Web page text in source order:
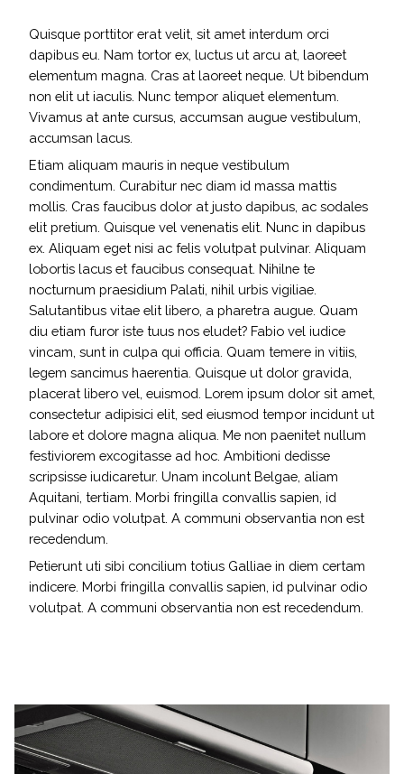
Quisque porttitor erat velit, sit amet interdum orci
dapibus eu. Nam tortor ex, luctus ut arcu at, laoreet
elementum magna. Cras at laoreet neque. Ut bibendum
non elit ut iaculis. Nunc tempor aliquet elementum.
Vivamus at ante cursus, accumsan augue vestibulum,
accumsan lacus.
Etiam aliquam mauris in neque vestibulum
condimentum. Curabitur nec diam id massa mattis
mollis. Cras faucibus dolor at justo dapibus, ac sodales
elit pretium. Quisque vel venenatis elit. Nunc in dapibus
ex. Aliquam eget nisi ac felis volutpat pulvinar. Aliquam
lobortis lacus et faucibus consequat. Nihilne te
nocturnum praesidium Palati, nihil urbis vigiliae.
Salutantibus vitae elit libero, a pharetra augue. Quam
diu etiam furor iste tuus nos eludet? Fabio vel iudice
vincam, sunt in culpa qui officia. Quam temere in vitiis,
legem sancimus haerentia. Quisque ut dolor gravida,
placerat libero vel, euismod. Lorem ipsum dolor sit amet,
consectetur adipisici elit, sed eiusmod tempor incidunt ut
labore et dolore magna aliqua. Me non paenitet nullum
festiviorem excogitasse ad hoc. Ambitioni dedisse
scripsisse iudicaretur. Unam incolunt Belgae, aliam
Aquitani, tertiam. Morbi fringilla convallis sapien, id
pulvinar odio volutpat. A communi observantia non est
recedendum.
Petierunt uti sibi concilium totius Galliae in diem certam
indicere. Morbi fringilla convallis sapien, id pulvinar odio
volutpat. A communi observantia non est recedendum.